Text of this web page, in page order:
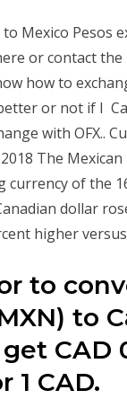
Mexico
or contact the
how to
or not if I
with OFX..
The
of the
dollar
higher
to
to
CAD
1 CAD.